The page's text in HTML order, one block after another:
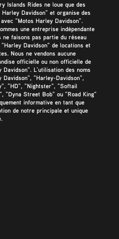
Islands Rides ne loue que des
Harley Davidson" et organise des
"Motos Harley Davidson".
une entreprise indépendante
ne faisons pas partie du réseau
Davidson" de locations et
Nous ne vendons aucune
officielle ou non officielle de
Davidson". L'utilisation des noms
Davidson", "Harley-Davidson",
"HD", "Nightster", "Softail
"Dyna Street Bob" ou "Road King"
informative en tant que
de notre principale et unique